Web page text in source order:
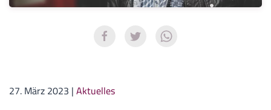
27. März 2023 | Aktuelles